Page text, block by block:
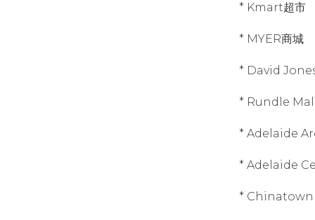
* Kmart超市
* MYER商城
* David
* Rundle
* Adelaide
* Adelaide
* Chinatown